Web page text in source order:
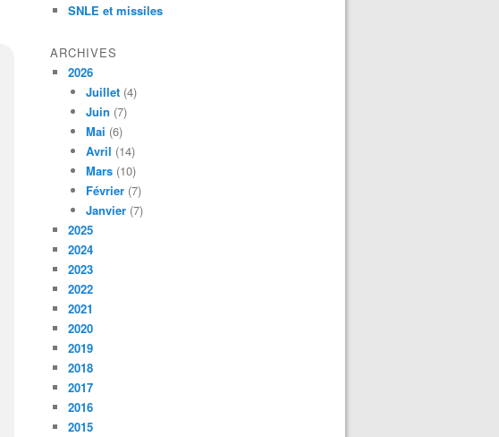
SNLE et missiles
ARCHIVES
2026
Juillet (4)
Juin (7)
Mai (6)
Avril (14)
Mars (10)
Février (7)
Janvier (7)
2025
2024
2023
2022
2021
2020
2019
2018
2017
2016
2015